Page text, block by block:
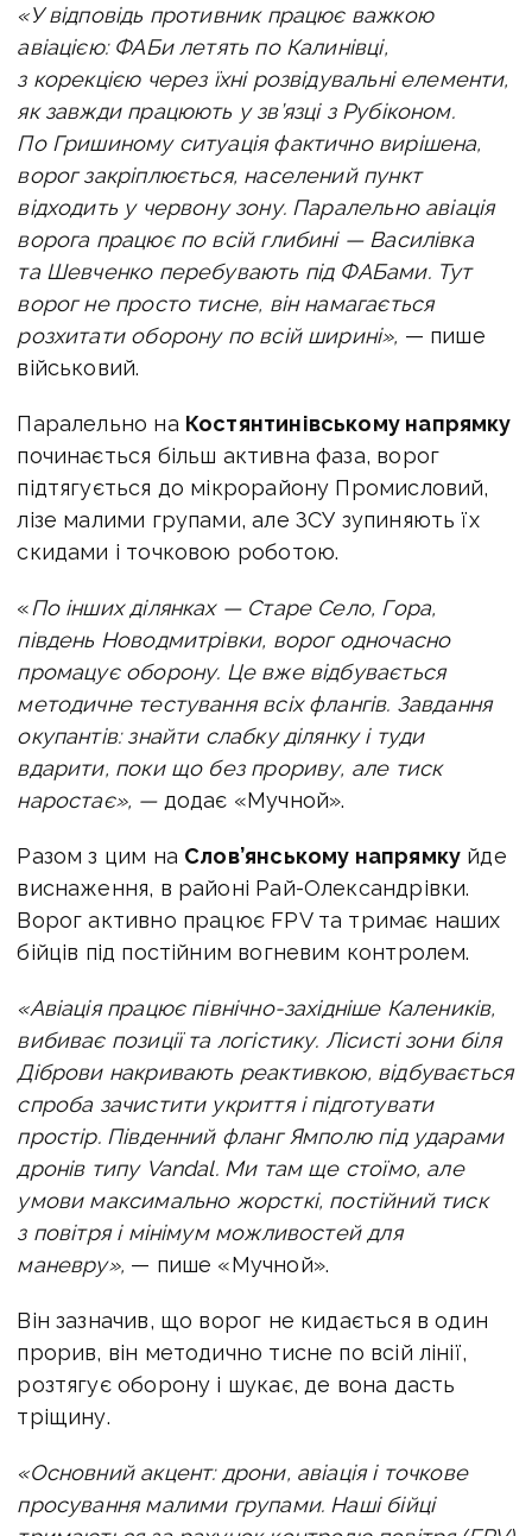
«У відповідь противник працює важкою
авіацією: ФАБи летять по Калинівці,
з корекцією через їхні розвідувальні елементи,
як завжди працюють у зв’язці з Рубіконом.
По Гришиному ситуація фактично вирішена,
ворог закріплюється, населений пункт
відходить у червону зону. Паралельно авіація
ворога працює по всій глибині — Василівка
та Шевченко перебувають під ФАБами. Тут
ворог не просто тисне, він намагається
розхитати оборону по всій ширині», — пише
військовий.
Паралельно на Костянтинівському напрямку
починається більш активна фаза, ворог
підтягується до мікрорайону Промисловий,
лізе малими групами, але ЗСУ зупиняють їх
скидами і точковою роботою.
«По інших ділянках — Старе Село, Гора,
південь Новодмитрівки, ворог одночасно
промацує оборону. Це вже відбувається
методичне тестування всіх флангів. Завдання
окупантів: знайти слабку ділянку і туди
вдарити, поки що без прориву, але тиск
наростає», —додає «Мучной».
Разом з цим на Слов’янському напрямку йде
виснаження, в районі Рай-Олександрівки.
Ворог активно працює FPV та тримає наших
бійців під постійним вогневим контролем.
«Авіація працює північно-західніше Калеників,
вибиває позиції та логістику. Лісисті зони біля
Діброви накривають реактивкою, відбувається
спроба зачистити укриття і підготувати
простір.Південний фланг Ямполю під ударами
дронів типу Vandal. Ми там ще стоїмо, але
умови максимально жорсткі, постійний тиск
з повітря і мінімум можливостей для
маневру», — пише «Мучной».
Він зазначив, що ворог не кидається в один
прорив, він методично тисне по всій лінії,
розтягує оборону і шукає, де вона дасть
тріщину.
«Основний акцент: дрони, авіація і точкове
просування малими групами. Наші бійці